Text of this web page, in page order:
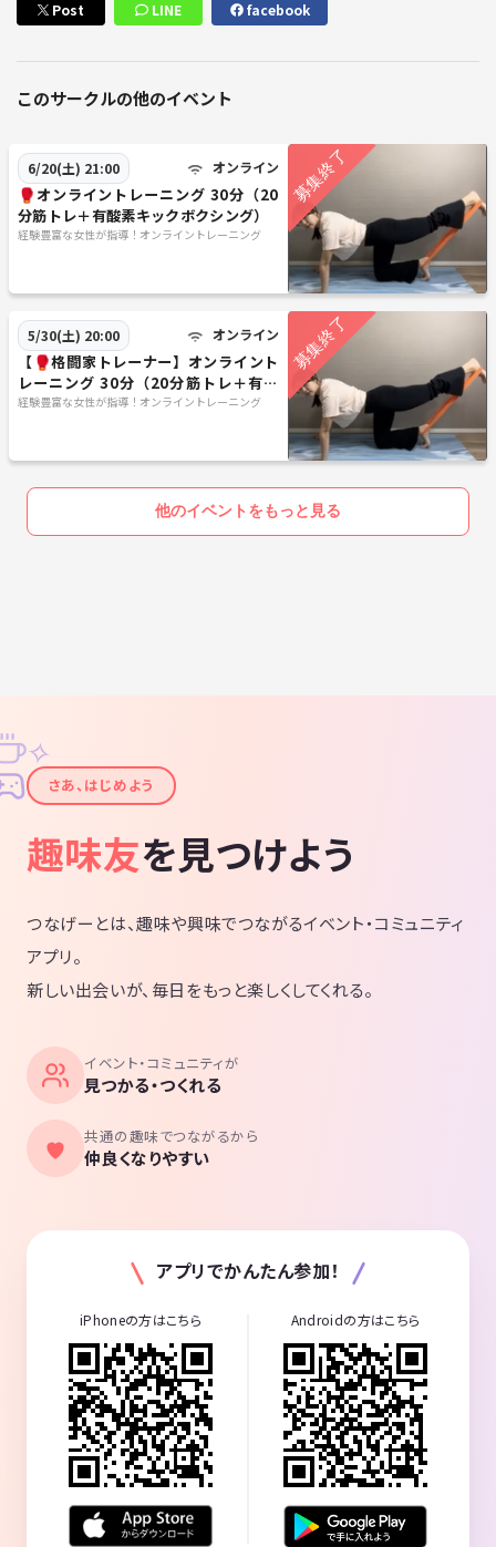
Post LINE facebook
このサークルの他のイベント
6/20(土) 21:00 オンライン
🥊オンライントレーニング 30分（20
分筋トレ＋有酸素キックボクシング）
経験豊富な女性が指導！オンライントレーニング
5/30(土) 20:00 オンライン
【🥊格闘家トレーナー】オンライント
レーニング 30分（20分筋トレ＋有酸
素キックボクシング）
経験豊富な女性が指導！オンライントレーニング
他のイベントをもっと見る
✦
✧
さあ、はじめよう
趣味友を見つけよう
つなげーとは、趣味や興味でつながるイベント・コミュニティ
アプリ。
新しい出会いが、毎日をもっと楽しくしてくれる。
イベント・コミュニティが
見つかる・つくれる
共通の趣味でつながるから
仲良くなりやすい
アプリでかんたん参加！
iPhoneの方はこちら Androidの方はこちら